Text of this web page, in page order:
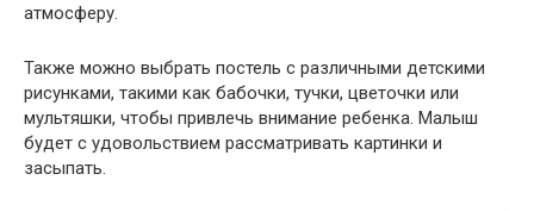
атмосферу.
Также можно выбрать постель с различными детскими
рисунками, такими как бабочки, тучки, цветочки или
мультяшки, чтобы привлечь внимание ребенка. Малыш
будет с удовольствием рассматривать картинки и
засыпать.